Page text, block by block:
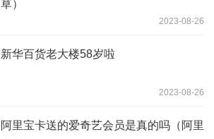
草）
2023-08-26
新华百货老大楼58岁啦
2023-08-26
阿里宝卡送的爱奇艺会员是真的吗（阿里